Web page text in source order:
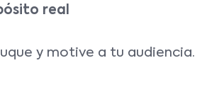
real
y motive a tu audiencia.